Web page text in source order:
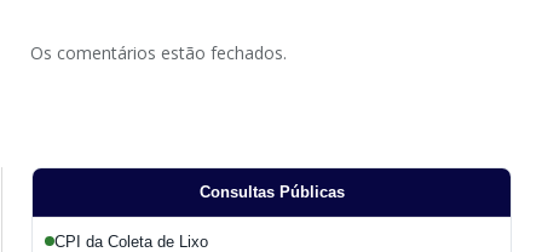
Os comentários estão fechados.
Consultas Públicas
CPI da Coleta de Lixo